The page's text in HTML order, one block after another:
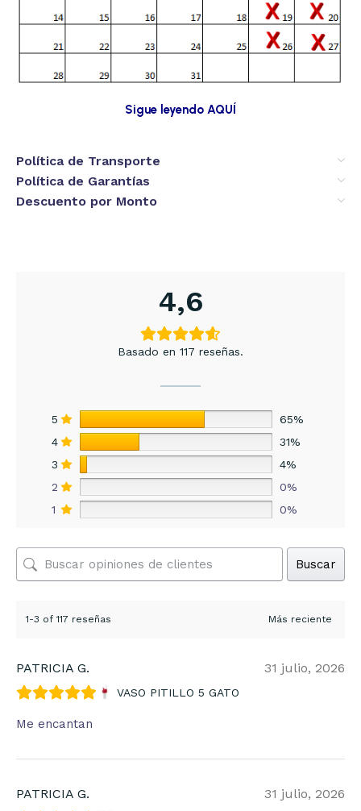
Sigue leyendo AQUÍ
Política de Transporte
Política de Garantías
Descuento por Monto
4,6
Basado en 117 reseñas.
5
65%
4
31%
3
4%
2
0%
1
0%
Buscar
1-3 of 117 reseñas
PATRICIA G. 31 julio, 2026
VASO PITILLO 5 GATO
Me encantan
PATRICIA G. 31 julio, 2026